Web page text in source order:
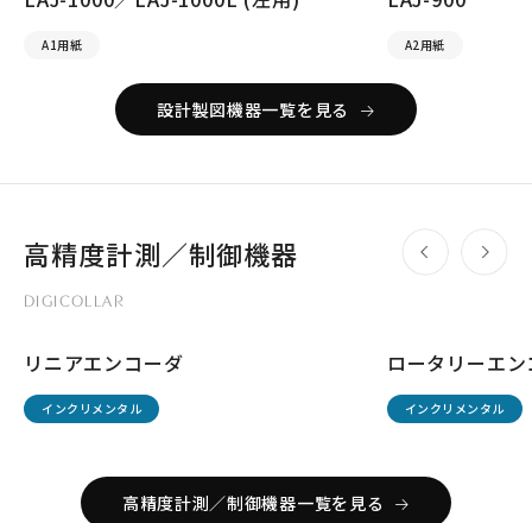
A1用紙 A2用紙
設計製図機器一覧を見る
高精度計測／制御機器
DIGICOLLAR
リニアエンコーダ
インクリメンタル
ロータリーエ
インクリメンタル
高精度計測／制御機器一覧を見る